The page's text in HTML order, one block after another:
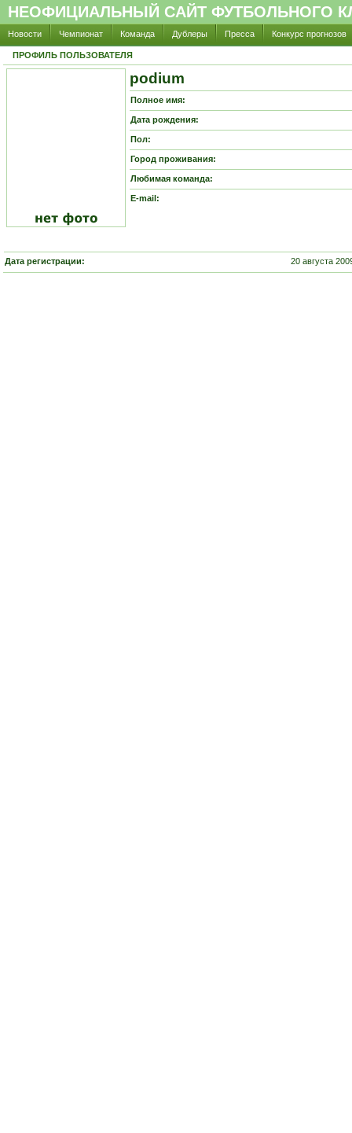
НЕОФИЦИАЛЬНЫЙ САЙТ ФУТБОЛЬНОГО
Новости Чемпионат Команда Дублеры Пресса Конкурс прогнозов
ПРОФИЛЬ ПОЛЬЗОВАТЕЛЯ
podium
Полное имя:
Дата рождения:
Пол:
Город проживания:
Любимая команда:
E-mail:
Дата регистрации: 20 августа